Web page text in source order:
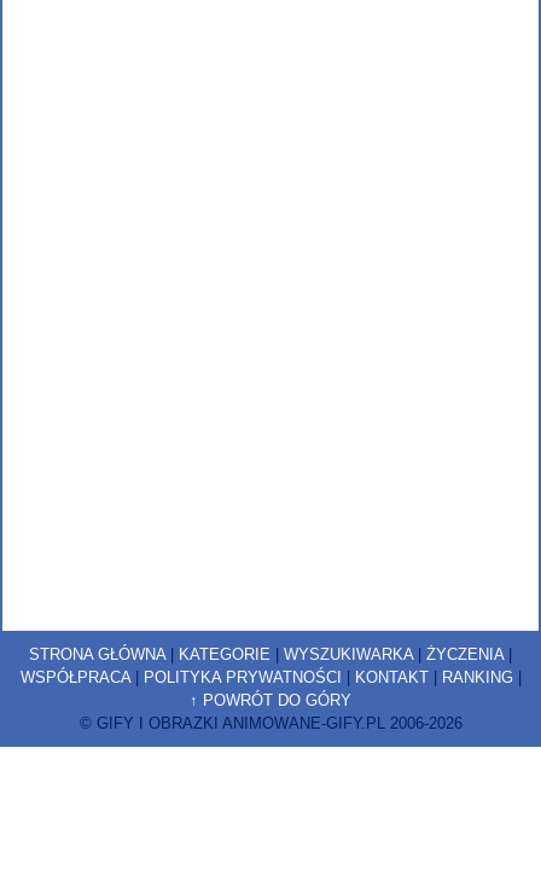
STRONA GŁÓWNA | KATEGORIE | WYSZUKIWARKA | ŻYCZENIA |
WSPÓŁPRACA| POLITYKA PRYWATNOŚCI | KONTAKT| RANKING|
↑ POWRÓT DO GÓRY
© GIFY I OBRAZKI ANIMOWANE-GIFY.PL 2006-2026